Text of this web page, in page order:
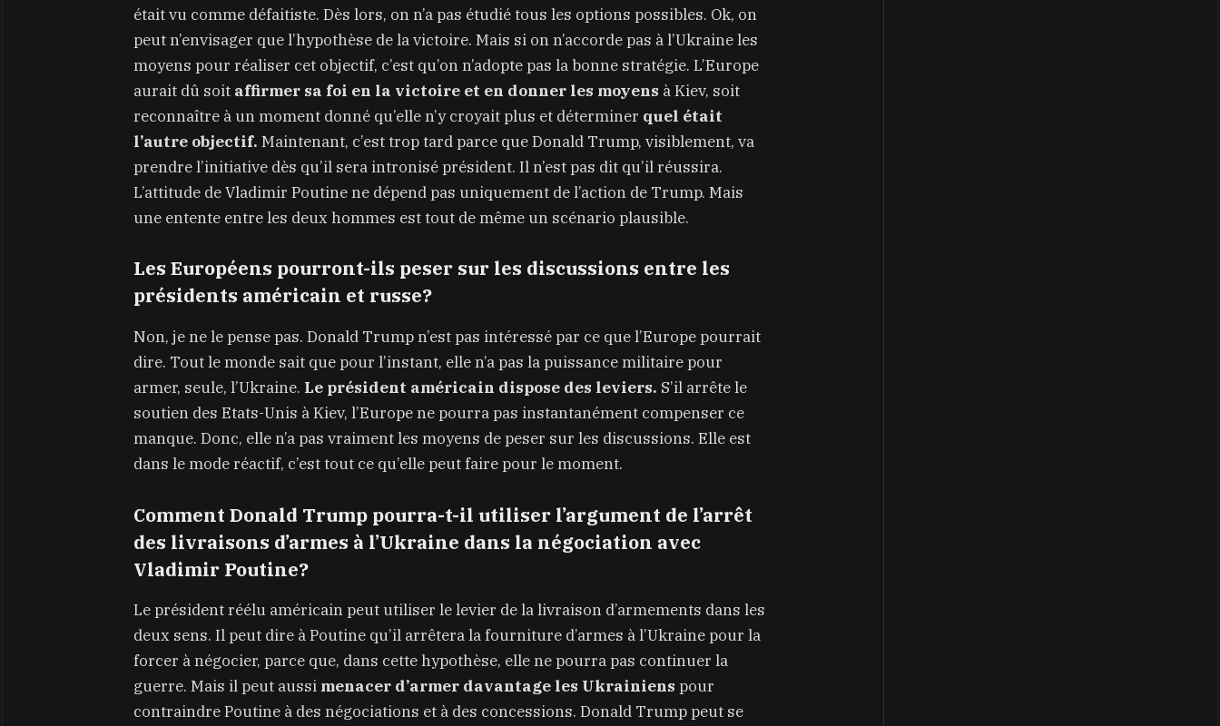
était vu comme défaitiste. Dès lors, on n’a pas étudié tous les options possibles. Ok, on
peut n’envisager que l’hypothèse de la victoire. Mais si on n’accorde pas à l’Ukraine les
moyens pour réaliser cet objectif, c’est qu’on n’adopte pas la bonne stratégie. L’Europe
aurait dû soitaffirmer sa foi en la victoire et en donner les moyens à Kiev, soit
reconnaître à un moment donné qu’elle n’y croyait plus et déterminer quel était
l’autre objectif. Maintenant, c’est trop tard parce que Donald Trump, visiblement, va
prendre l’initiative dès qu’il sera intronisé président. Il n’est pas dit qu’il réussira.
L’attitude de Vladimir Poutine ne dépend pas uniquement de l’action de Trump. Mais
une entente entre les deux hommes est tout de même un scénario plausible.
Les Européens pourront-ils peser sur les discussions entre les
présidents américain et russe?
Non, je ne le pense pas. Donald Trump n’est pas intéressé par ce que l’Europe pourrait
dire. Tout le monde sait que pour l’instant, elle n’a pas la puissance militaire pour
armer, seule, l’Ukraine. Le président américain dispose des leviers. S’il arrête le
soutien des Etats-Unis à Kiev, l’Europe ne pourra pas instantanément compenser ce
manque. Donc, elle n’a pas vraiment les moyens de peser sur les discussions. Elle est
dans le mode réactif, c’est tout ce qu’elle peut faire pour le moment.
Comment Donald Trump pourra-t-il utiliser l’argument de l’arrêt
des livraisons d’armes à l’Ukraine dans la négociation avec
Vladimir Poutine?
Le président réélu américain peut utiliser le levier de la livraison d’armements dans les
deux sens. Il peut dire à Poutine qu’il arrêtera la fourniture d’armes à l’Ukraine pour la
forcer à négocier, parce que, dans cette hypothèse, elle ne pourra pas continuer la
guerre. Mais il peut aussi menacer d’armer davantage les Ukrainiens pour
contraindre Poutine à des négociations et à des concessions. Donald Trump peut se